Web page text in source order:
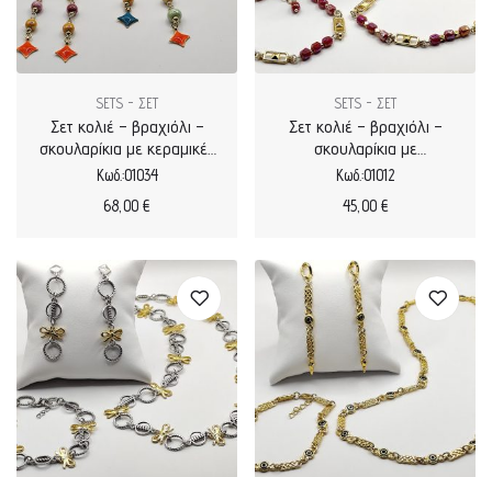
SETS - ΣΕΤ
Σετ κολιέ – βραχιόλι –
σκουλαρίκια με κεραμικές
χάντρες και στοιχεία με
Κωδ.:01034
68,00 €
SETS - ΣΕΤ
Σετ κολιέ – βραχιόλι –
σκουλαρίκια με
κρυστάλλους και
Κωδ.:01012
45,00 €